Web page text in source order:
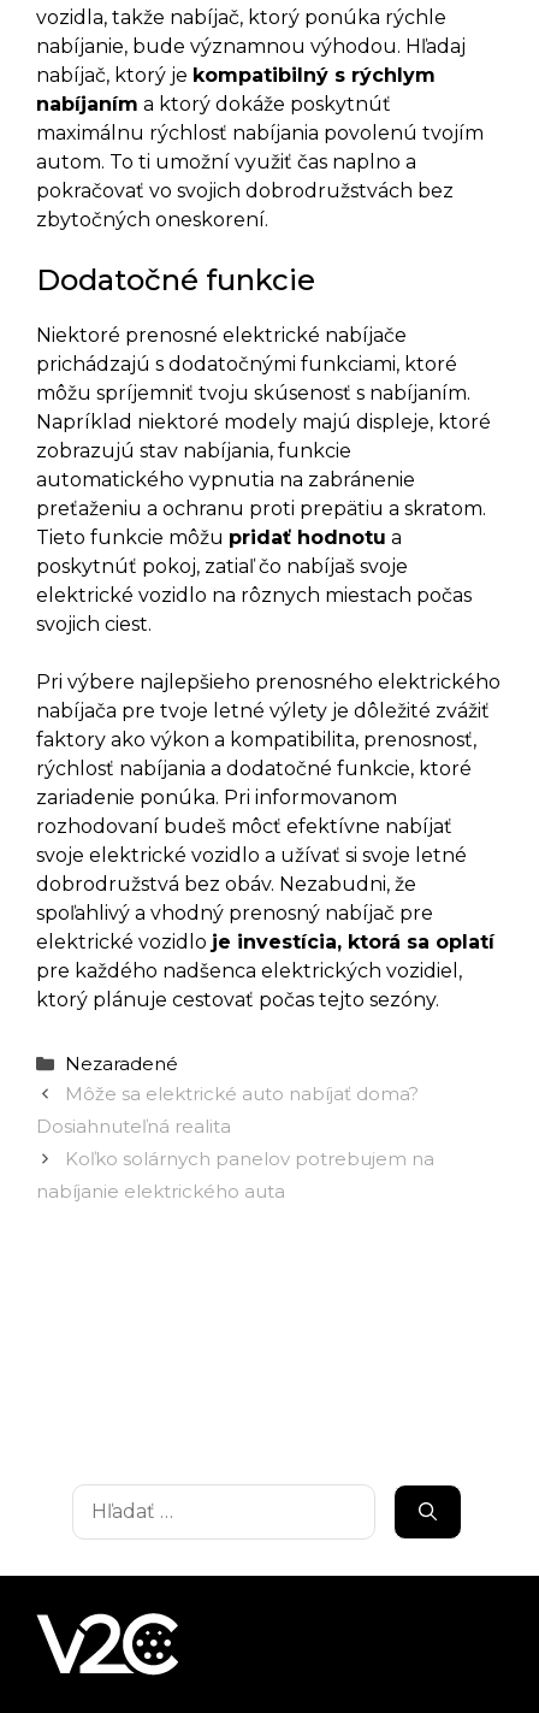
vozidla, takže nabíjač, ktorý ponúka rýchle
nabíjanie, bude významnou výhodou. Hľadaj
nabíjač, ktorý je kompatibilný s rýchlym
nabíjaním a ktorý dokáže poskytnúť
maximálnu rýchlosť nabíjania povolenú tvojím
autom. To ti umožní využiť čas naplno a
pokračovať vo svojich dobrodružstvách bez
zbytočných oneskorení.
Dodatočné funkcie
Niektoré prenosné elektrické nabíjače
prichádzajú s dodatočnými funkciami, ktoré
môžu spríjemniť tvoju skúsenosť s nabíjaním.
Napríklad niektoré modely majú displeje, ktoré
zobrazujú stav nabíjania, funkcie
automatického vypnutia na zabránenie
preťaženiu a ochranu proti prepätiu a skratom.
Tieto funkcie môžu pridať hodnotu a
poskytnúť pokoj, zatiaľ čo nabíjaš svoje
elektrické vozidlo na rôznych miestach počas
svojich ciest.
Pri výbere najlepšieho prenosného elektrického
nabíjača pre tvoje letné výlety je dôležité zvážiť
faktory ako výkon a kompatibilita, prenosnosť,
rýchlosť nabíjania a dodatočné funkcie, ktoré
zariadenie ponúka. Pri informovanom
rozhodovaní budeš môcť efektívne nabíjať
svoje elektrické vozidlo a užívať si svoje letné
dobrodružstvá bez obáv. Nezabudni, že
spoľahlivý a vhodný prenosný nabíjač pre
elektrické vozidlo je investícia, ktorá sa oplatí
pre každého nadšenca elektrických vozidiel,
ktorý plánuje cestovať počas tejto sezóny.
Kategórie
Nezaradené
Môže sa elektrické auto nabíjať doma?
Dosiahnuteľná realita
Koľko solárnych panelov potrebujem na
nabíjanie elektrického auta
Hľadať: